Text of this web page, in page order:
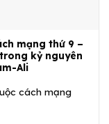
mạng thứ 9 –
kỷ nguyên
Ali
cách mạng